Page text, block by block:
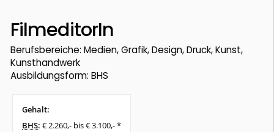
FilmeditorIn
Berufsbereiche: Medien, Grafik, Design, Druck, Kunst,
Kunsthandwerk
Ausbildungsform: BHS
Gehalt:
BHS: € 2.260,- bis € 3.100,- *